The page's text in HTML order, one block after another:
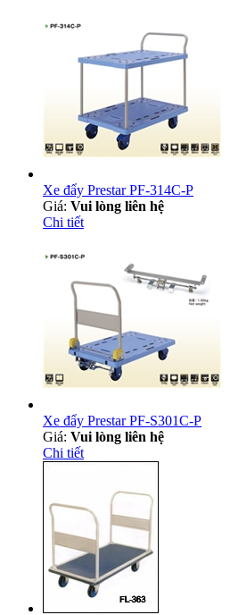
Xe đẩy Prestar PF-314C-P
Giá: Vui lòng liên hệ
Chi tiết
Xe đẩy Prestar PF-S301C-P
Giá: Vui lòng liên hệ
Chi tiết